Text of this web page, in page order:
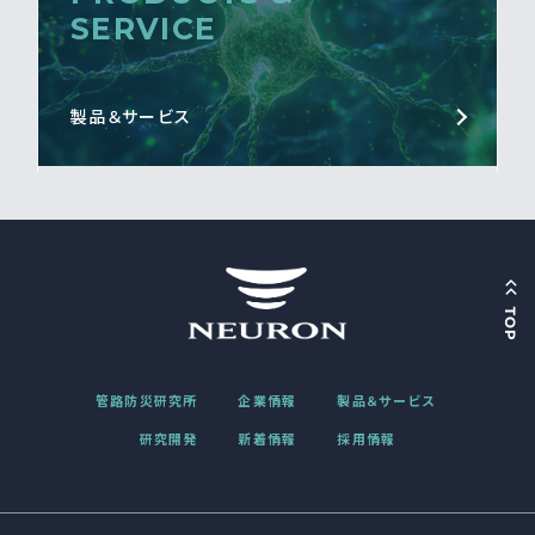
SERVICE
製品＆サービス
管路防災研究所 企業情報 製品＆サービス
研究開発 新着情報 採用情報